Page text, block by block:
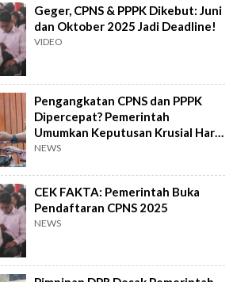
Geger, CPNS & PPPK Dikebut: Juni
dan Oktober 2025 Jadi Deadline!
VIDEO
Pengangkatan CPNS dan PPPK
Dipercepat? Pemerintah
Umumkan Keputusan Krusial Hari
Ini!
NEWS
CEK FAKTA: Pemerintah Buka
Pendaftaran CPNS 2025
NEWS